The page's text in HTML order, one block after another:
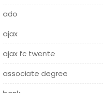
ado
ajax
ajax fc twente
associate degree